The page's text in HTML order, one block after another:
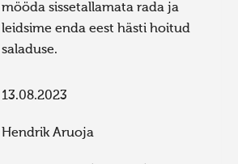
mööda sissetallamata rada ja
leidsime enda eest hästi hoitud
saladuse.
13.08.2023
Hendrik Aruoja